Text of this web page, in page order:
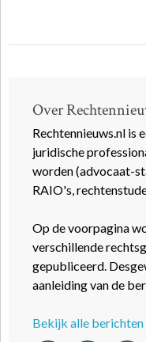
Over
Rechtennieuws.nl is
juridische
worden (advocaat-
RAIO's,
Op de voorpagina
verschillende
gepubliceerd.
aanleiding van de
Bekijk alle berichten